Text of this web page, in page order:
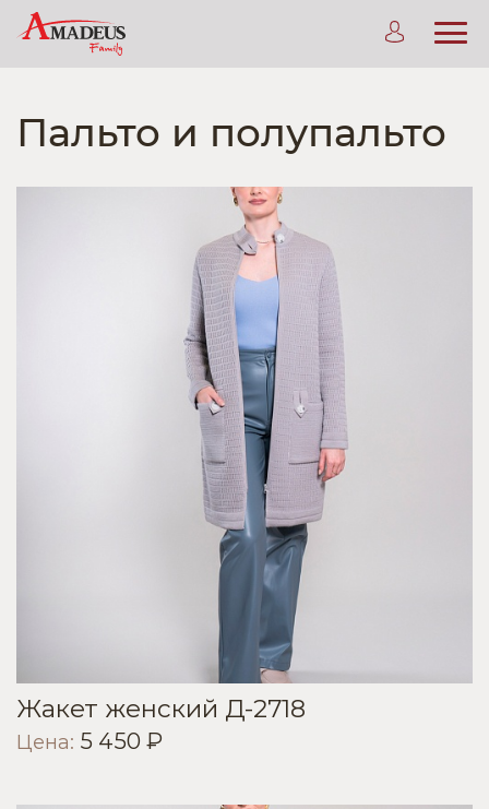
Пальто и полупальто
Жакет женский Д-2718
Цена: 5 450 ₽